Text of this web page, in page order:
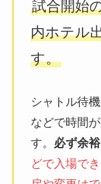
試合開始
内ホテル
す。
シャトル待
などで時間
す。 必ず余
どで入場で